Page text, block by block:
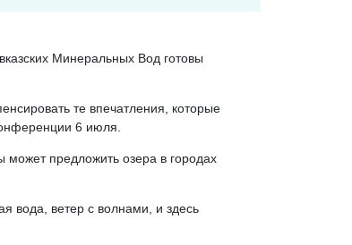
Минеральных Вод готовы
те впечатления, которые
6 июля.
может предложить озера в городах
вода, ветер с волнами, и здесь